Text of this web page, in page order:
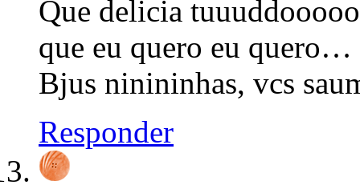
Que delicia
que eu quero eu quero…
Bjus ninininhas, vcs
Responder